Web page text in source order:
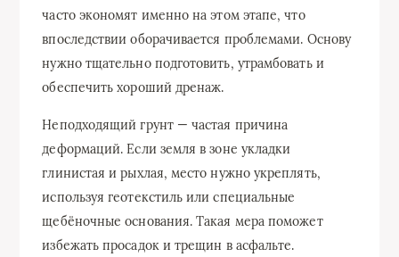
часто экономят именно на этом этапе, что
впоследствии оборачивается проблемами. Основу
нужно тщательно подготовить, утрамбовать и
обеспечить хороший дренаж.
Неподходящий грунт — частая причина
деформаций. Если земля в зоне укладки
глинистая и рыхлая, место нужно укреплять,
используя геотекстиль или специальные
щебёночные основания. Такая мера поможет
избежать просадок и трещин в асфальте.